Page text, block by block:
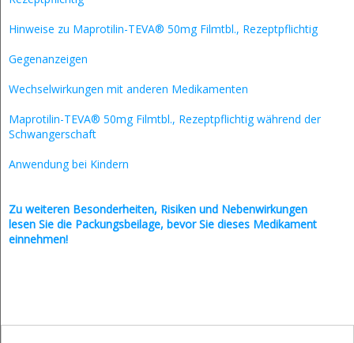
Hinweise zu Maprotilin-TEVA® 50mg Filmtbl., Rezeptpflichtig
Gegenanzeigen
Wechselwirkungen mit anderen Medikamenten
Maprotilin-TEVA® 50mg Filmtbl., Rezeptpflichtig während der
Schwangerschaft
Anwendung bei Kindern
Zu weiteren Besonderheiten, Risiken und Nebenwirkungen
lesen Sie die Packungsbeilage, bevor Sie dieses Medikament
einnehmen!